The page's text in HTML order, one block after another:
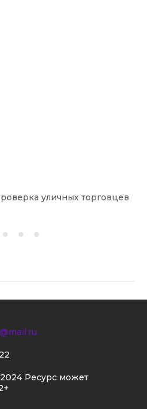
уличных торговцев
Ресурс может